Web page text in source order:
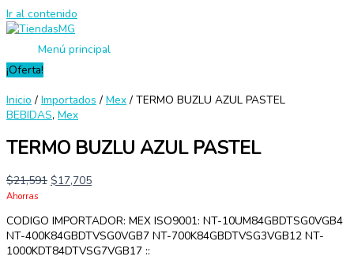
Ir al contenido
Menú principal
¡Oferta!
Inicio / Importados / Mex / TERMO BUZLU AZUL PASTEL
BEBIDAS, Mex
TERMO BUZLU AZUL PASTEL
$21,591 $17,705
Ahorras
CODIGO IMPORTADOR: MEX ISO9001: NT-10UM84GBDTSG0VGB4
NT-400K84GBDTVSG0VGB7 NT-700K84GBDTVSG3VGB12 NT-
1000KDT84DTVSG7VGB17 ::